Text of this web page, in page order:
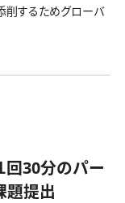
削するためグローバ
回30分のパー
題提出